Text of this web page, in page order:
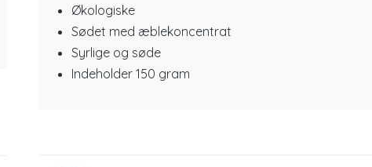
Økologiske
Sødet med æblekoncentrat
Syrlige og søde
Indeholder 150 gram